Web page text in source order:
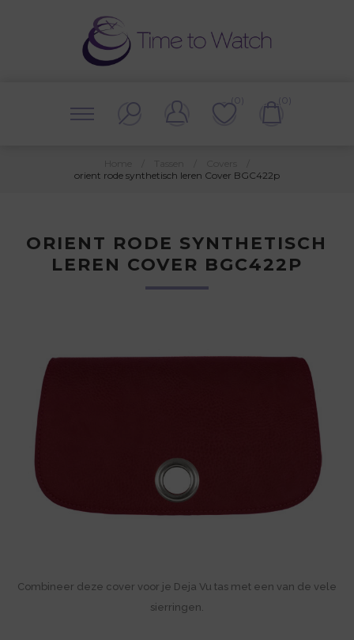
(0) (0)
orient rode synthetisch leren Cover BGC422p
ORIENT RODE SYNTHETISCH
LEREN COVER BGC422P
Combineer deze cover voor je Deja Vu tas met een van de vele
sierringen.